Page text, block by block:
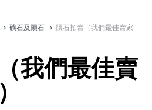
礦石及隕石
隕石拍賣（我們最佳賣家
我們最佳賣